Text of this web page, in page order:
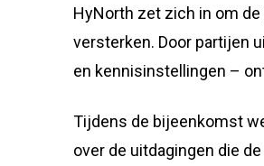
HyNorth zet zich in om
versterken. Door partijen
en kennisinstellingen –
Tijdens de bijeenkomst
over de uitdagingen die